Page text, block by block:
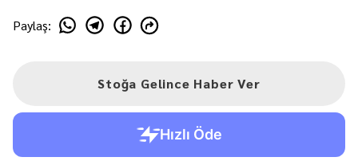
Paylaş:
Stoğa Gelince Haber Ver